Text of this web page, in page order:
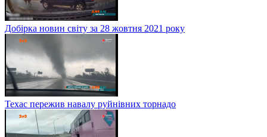
Добірка новин світу за 28 жовтня 2021 року
Техас пережив навалу руйнівних торнадо